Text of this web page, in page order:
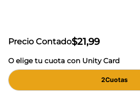
Precio Contado$21,99
O elige tu cuota con Unity Card
2Cuotas